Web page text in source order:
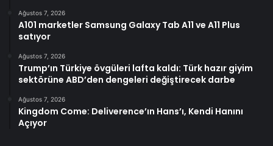
Ağustos 7, 2026
A101 marketler Samsung Galaxy Tab A11 ve A11 Plus
satıyor
Ağustos 7, 2026
Trump’ın Türkiye övgüleri lafta kaldı: Türk hazır giyim
sektörüne ABD’den dengeleri değiştirecek darbe
Ağustos 7, 2026
Kingdom Come: Deliverence’ın Hans’ı, Kendi Hanını
Açıyor